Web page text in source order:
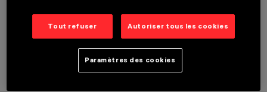
DONNÉES TECHNIQUES
Tout refuser Autoriser tous les cookies
Paramètres des cookies